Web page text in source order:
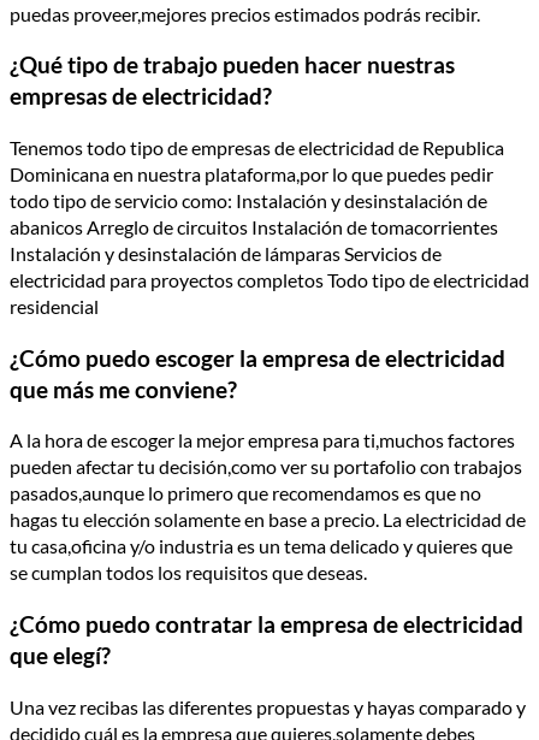
puedas proveer,mejores precios estimados podrás recibir.
¿Qué tipo de trabajo pueden hacer nuestras
empresas de electricidad?
Tenemos todo tipo de empresas de electricidad de Republica
Dominicana en nuestra plataforma,por lo que puedes pedir
todo tipo de servicio como: Instalación y desinstalación de
abanicos Arreglo de circuitos Instalación de tomacorrientes
Instalación y desinstalación de lámparas Servicios de
electricidad para proyectos completos Todo tipo de electricidad
residencial
¿Cómo puedo escoger la empresa de electricidad
que más me conviene?
A la hora de escoger la mejor empresa para ti,muchos factores
pueden afectar tu decisión,como ver su portafolio con trabajos
pasados,aunque lo primero que recomendamos es que no
hagas tu elección solamente en base a precio. La electricidad de
tu casa,oficina y/o industria es un tema delicado y quieres que
se cumplan todos los requisitos que deseas.
¿Cómo puedo contratar la empresa de electricidad
que elegí?
Una vez recibas las diferentes propuestas y hayas comparado y
decidido cuál es la empresa que quieres,solamente debes